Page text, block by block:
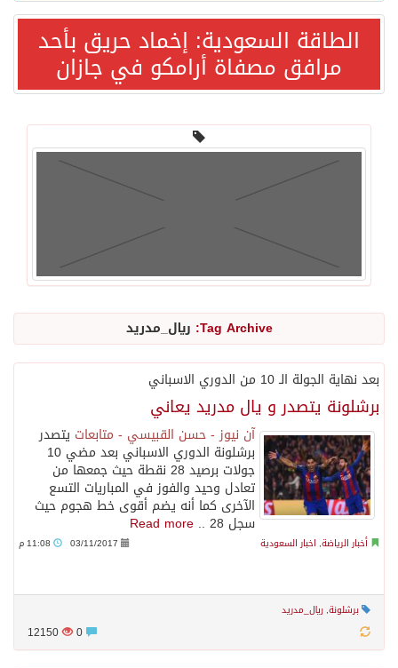
شهباز شريف: اتفاقية مكة للدفاع المشترك تمثل محطة مفصلية في مسار التعاون
سمو وزير الخارجية : اتفاقية مكة تعكس الإرادة السياسية لحماية أمن المنطقة
بمشاركة السعودية.. اجتماع رباعي يبحث خفض التصعيد ومعالجة التحديات الأمنية الراهنة
الطاقة السعودية: إخماد حريق بأحد
مرافق مصفاة أرامكو في جازان
Tag Archive: ريال_مدريد
بعد نهاية الجولة الـ 10 من الدوري الاسباني
برشلونة يتصدر و يال مدريد يعاني
آن نيوز - حسن القبيسي - متابعات يتصدر
برشلونة الدوري الاسباني بعد مضي 10
جولات برصيد 28 نقطة حيث جمعها من
تعادل وحيد والفوز في المباريات التسع
الآخرى كما أنه يضم أقوى خط هجوم حيث
سجل 28 .. Read more
أخبار الرياضة, اخبار السعودية 03/11/2017
برشلونة, ريال_مدريد
12150